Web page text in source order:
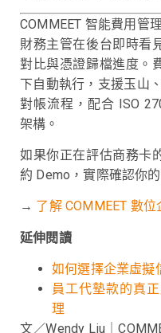
COMMEET 智能費用管
財務主管在後台即時看
對比與憑證歸檔進度。
下自動執行，支援玉山
對帳流程，配合 ISO
架構。
如果你正在評估商務卡
約 Demo，實際確認你
→ 了解 COMMEET 數
延伸閱讀
如何選擇企業虛擬
員工代墊款的真
理
文／Wendy Liu｜